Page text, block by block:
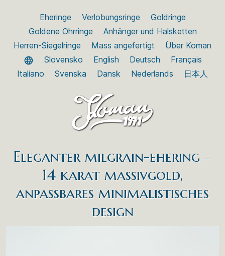
Eheringe Verlobungsringe
Goldringe
Goldene Ohrringe
Anhänger und Halsketten
Herren-Siegelringe
Mass angefertigt
Über Koman
Slovensko
English Deutsch
Français
Italiano
Svenska Dansk Nederlands 日本人
Eleganter milgrain-ehering –
14 karat massivgold,
anpassbares minimalistisches
design